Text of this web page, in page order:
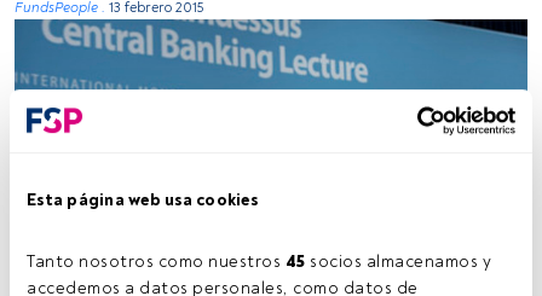
Esta página web usa cookies
Tanto nosotros como nuestros 45 socios almacenamos y
accedemos a datos personales, como datos de
FundsPeople . 13 febrero 2015